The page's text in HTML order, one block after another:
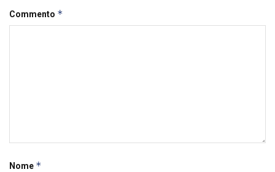
Commento *
Nome *